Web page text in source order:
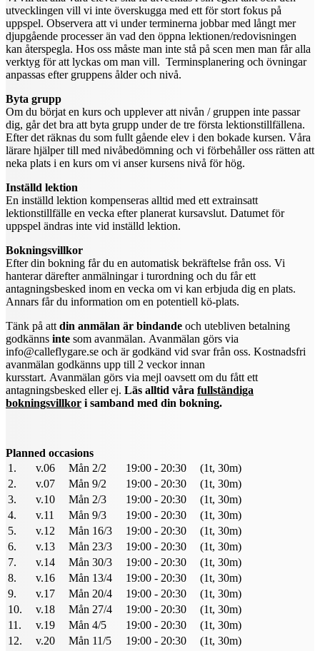
utvecklingen vill vi inte överskugga med ett för stort fokus på
uppspel. Observera att vi under terminerna jobbar med långt mer
djupgående processer än vad den öppna lektionen/redovisningen
kan återspegla. Hos oss måste man inte stå på scen men man får alla
verktyg för att lyckas om man vill. Terminsplanering och övningar
anpassas efter gruppens ålder och nivå.
Byta grupp
Om du börjat en kurs och upplever att nivån / gruppen inte passar
dig, går det bra att byta grupp under de tre första lektionstillfällena.
Efter det räknas du som fullt gående elev i den bokade kursen. Våra
lärare hjälper till med nivåbedömning och vi förbehåller oss rätten att
neka plats i en kurs om vi anser kursens nivå för hög.
Inställd lektion
En inställd lektion kompenseras alltid med ett extrainsatt
lektionstillfälle en vecka efter planerat kursavslut. Datumet för
uppspel ändras inte vid inställd lektion.
Bokningsvillkor
Efter din bokning får du en automatisk bekräftelse från oss. Vi
hanterar därefter anmälningar i turordning och du får ett
antagningsbesked inom en vecka om vi kan erbjuda dig en plats.
Annars får du information om en potentiell kö-plats.
Tänk på att din anmälan är bindande och utebliven betalning
godkänns inte som avanmälan. Avanmälan görs via
info@calleflygare.se och är godkänd vid svar från oss. Kostnadsfri
avanmälan godkänns upp till 2 veckor innan
kursstart. Avanmälan görs via mejl oavsett om du fått ett
antagningsbesked eller ej. Läs alltid våra fullständiga
bokningsvillkor i samband med din bokning.
Planned occasions
1.
v.06 Mån 2/2 19:00 - 20:30
(1t, 30m)
2.
v.07 Mån 9/2 19:00 - 20:30
(1t, 30m)
3.
v.10 Mån 2/3 19:00 - 20:30
(1t, 30m)
4.
v.11 Mån 9/3 19:00 - 20:30
(1t, 30m)
5.
v.12 Mån 16/3 19:00 - 20:30
(1t, 30m)
6.
v.13 Mån 23/3 19:00 - 20:30
(1t, 30m)
7.
v.14 Mån 30/3 19:00 - 20:30
(1t, 30m)
8.
v.16 Mån 13/4 19:00 - 20:30
(1t, 30m)
9.
v.17 Mån 20/4 19:00 - 20:30
(1t, 30m)
10.
v.18 Mån 27/4 19:00 - 20:30
(1t, 30m)
11.
v.19 Mån 4/5 19:00 - 20:30
(1t, 30m)
12.
v.20 Mån 11/5 19:00 - 20:30 (1t, 30m)